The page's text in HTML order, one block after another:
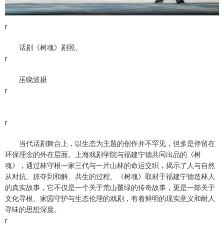
r
话剧《树魂》剧照。
r
巫晓波摄
r
r
当代话剧舞台上，以生态为主题的创作并不罕见，但多是停留在
环保理念的外在层面。上海戏剧学院与福建宁德共同出品的《树
魂》，通过林守根一家三代与一片山林的命运交织，揭示了人与自然
从对抗、掠夺到和解、共生的过程。《树魂》取材于福建宁德造林人
的真实故事，它不仅是一个关于荒山覆绿的传奇故事，更是一部关于
文化寻根、家园守护与生态伦理的戏剧，有着鲜明的现实意义和耐人
寻味的思想深度。
r